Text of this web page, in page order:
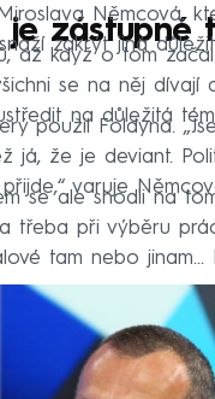
je zástupné
Němcová,
zakrýt jiná
až když o tom
se na něj dívají
na důležitá
použil Foldyna.
já, že je deviant.
varuje
se ale shodli na
třeba při výběru
tam nebo